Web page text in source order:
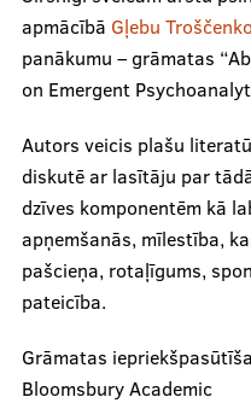
Ārstniecības
Apmācības un kursi
Bālinta grupas
Klīnisko gadījumu
Kontakti
apmācībā Gļebu
panākumu – grāmatas
on Emergent
Autors veicis plašu
diskutē ar lasītāju par
dzīves komponentēm kā
apņemšanās, mīlestība,
pašcieņa, rotaļīgums,
pateicība.
Grāmatas
Bloomsbury Academic